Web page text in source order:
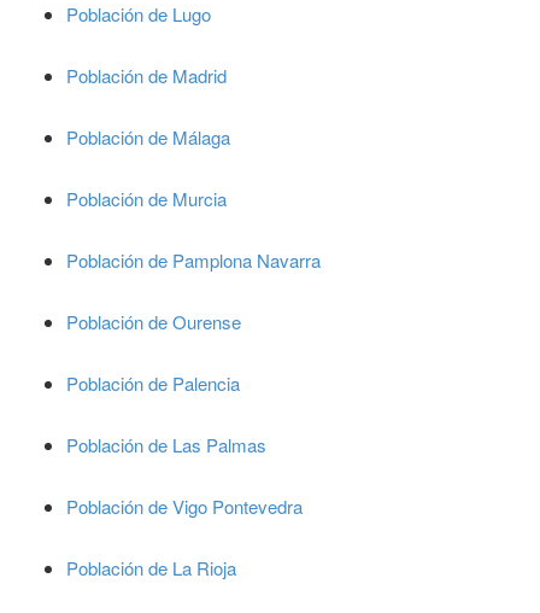
Población de Lugo
Población de Madrid
Población de Málaga
Población de Murcia
Población de Pamplona Navarra
Población de Ourense
Población de Palencia
Población de Las Palmas
Población de Vigo Pontevedra
Población de La Rioja